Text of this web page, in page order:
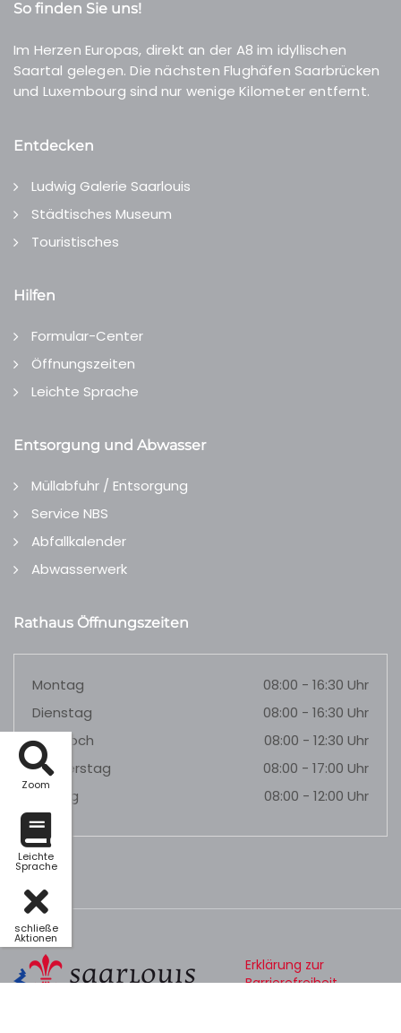
Zoom
Leichte
Sprache
schließe
Aktionen
So finden Sie uns!
Im Herzen Europas, direkt an der A8 im idyllischen
Saartal gelegen. Die nächsten Flughäfen Saarbrücken
und Luxembourg sind nur wenige Kilometer entfernt.
Entdecken
Ludwig Galerie Saarlouis
Städtisches Museum
Touristisches
Hilfen
Formular-Center
Öffnungszeiten
Leichte Sprache
Entsorgung und Abwasser
Müllabfuhr / Entsorgung
Service NBS
Abfallkalender
Abwasserwerk
Rathaus Öffnungszeiten
Montag
08:00 - 16:30 Uhr
Dienstag
08:00 - 16:30 Uhr
Mittwoch
08:00 - 12:30 Uhr
Donnerstag
08:00 - 17:00 Uhr
Freitag
08:00 - 12:00 Uhr
Erklärung zur
Barrierefreiheit